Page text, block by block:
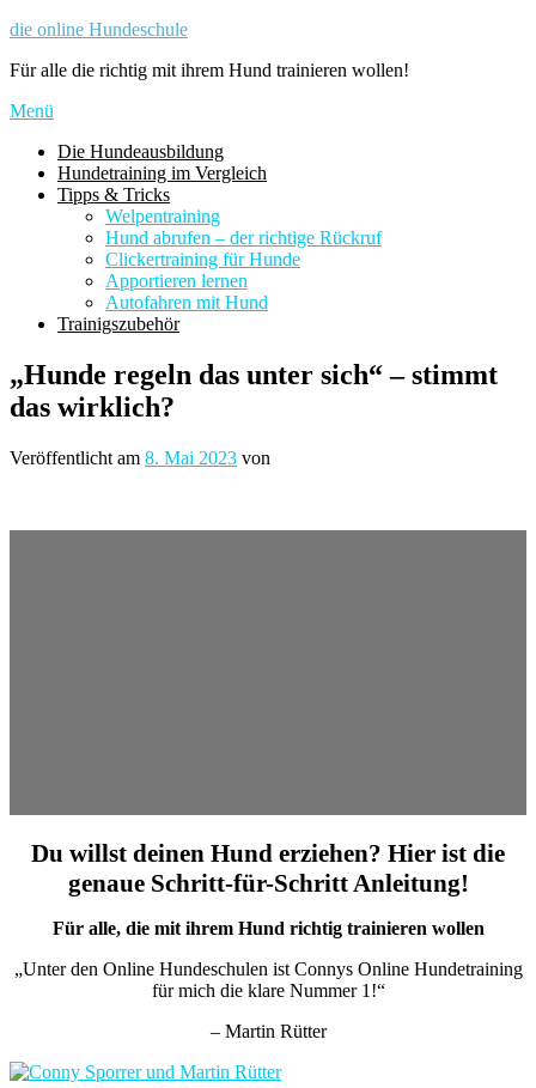
Zum
springen
die online Hundeschule
Für alle die richtig mit ihrem Hund trainieren wollen!
Menü
Die Hundeausbildung
Hundetraining im Vergleich
Tipps & Tricks
Welpentraining
Hund abrufen – der richtige Rückruf
Clickertraining für Hunde
Apportieren lernen
Autofahren mit Hund
Trainigszubehör
„Hunde regeln das unter sich“ – stimmt
das wirklich?
Veröffentlicht am 8. Mai 2023 von
Du willst deinen Hund erziehen? Hier ist die
genaue Schritt-für-Schritt Anleitung!
Für alle, die mit ihrem Hund richtig trainieren wollen
„Unter den Online Hundeschulen ist Connys Online Hundetraining
für mich die klare Nummer 1!“
– Martin Rütter